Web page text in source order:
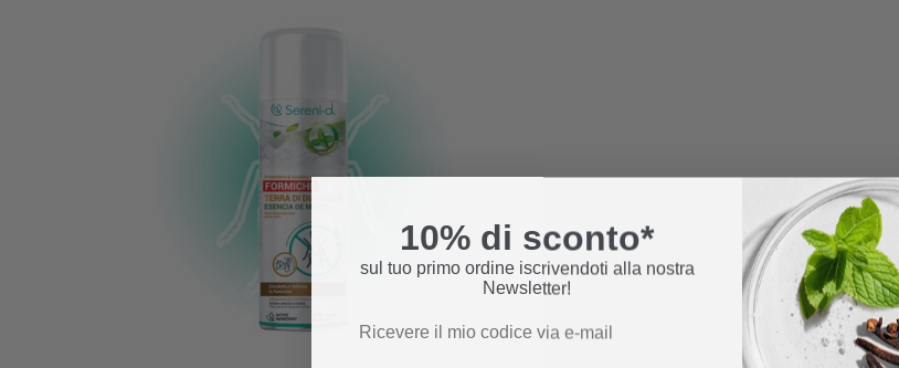
10% di sconto*
sul tuo primo ordine iscrivendoti alla nostra
Newsletter!